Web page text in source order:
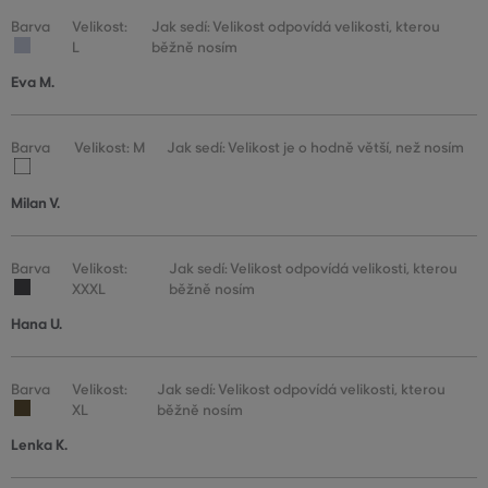
Barva
Velikost:
L
Jak sedí: Velikost odpovídá velikosti, kterou
běžně nosím
Eva M.
Barva Velikost: M Jak sedí: Velikost je o hodně větší, než nosím
Milan V.
Barva
Velikost:
XXXL
Jak sedí: Velikost odpovídá velikosti, kterou
běžně nosím
Hana U.
Barva
Velikost:
XL
Jak sedí: Velikost odpovídá velikosti, kterou
běžně nosím
Lenka K.